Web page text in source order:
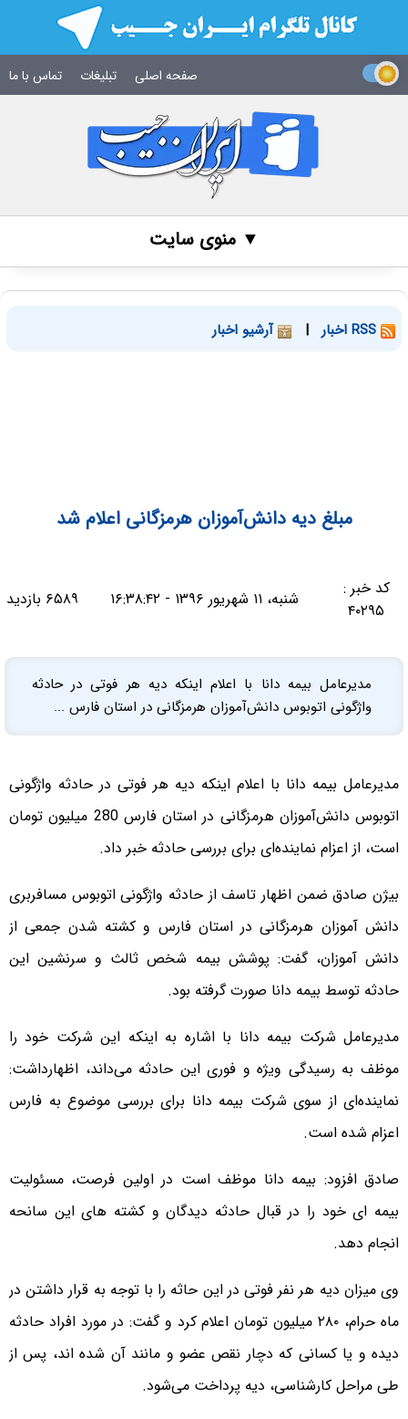
صفحه اصلی تبلیغات تماس با ما
▼ منوی سایت
| آرشیو اخبار
مبلغ دیه دانش‌آموزان هرمزگانی اعلام شد
کد خبر :
۴۰۲۹۵
شنبه، ۱۱ شهریور ۱۳۹۶ - ۱۶:۳۸:۴۲ ۶۵۸۹ بازدید
مدیرعامل بیمه دانا با اعلام اینکه دیه هر فوتی در حادثه
واژگونی اتوبوس دانش‌آموزان هرمزگانی در استان فارس ...
مدیرعامل بیمه دانا با اعلام اینکه دیه هر فوتی در حادثه واژگونی
اتوبوس دانش‌آموزان هرمزگانی در استان فارس 280 میلیون تومان
است، از اعزام نماینده‌ای برای بررسی حادثه خبر داد.
بیژن صادق ضمن اظهار تاسف از حادثه واژگونی اتوبوس مسافربری
دانش آموزان هرمزگانی در استان فارس و کشته شدن جمعی از
دانش آموزان، گفت: پوشش بیمه شخص ثالث و سرنشین این
حادثه توسط بیمه دانا صورت گرفته بود.
مدیرعامل شرکت بیمه دانا با اشاره به اینکه این شرکت خود را
موظف به رسیدگی ویژه و فوری این حادثه می‌داند، اظهارداشت:
نماینده‌ای از سوی شرکت بیمه دانا برای بررسی موضوع به فارس
اعزام شده است.
صادق افزود: بیمه دانا موظف است در اولین فرصت، مسئولیت
بیمه ای خود را در قبال حادثه دیدگان و کشته های این سانحه
انجام دهد.
وی میزان دیه هر نفر فوتی در این حاثه را با توجه به قرار داشتن در
ماه حرام، ۲۸۰ میلیون تومان اعلام کرد و گفت: در مورد افراد حادثه
دیده و یا کسانی که دچار نقص عضو و مانند آن شده اند، پس از
طی مراحل کارشناسی، دیه پرداخت می‌شود.